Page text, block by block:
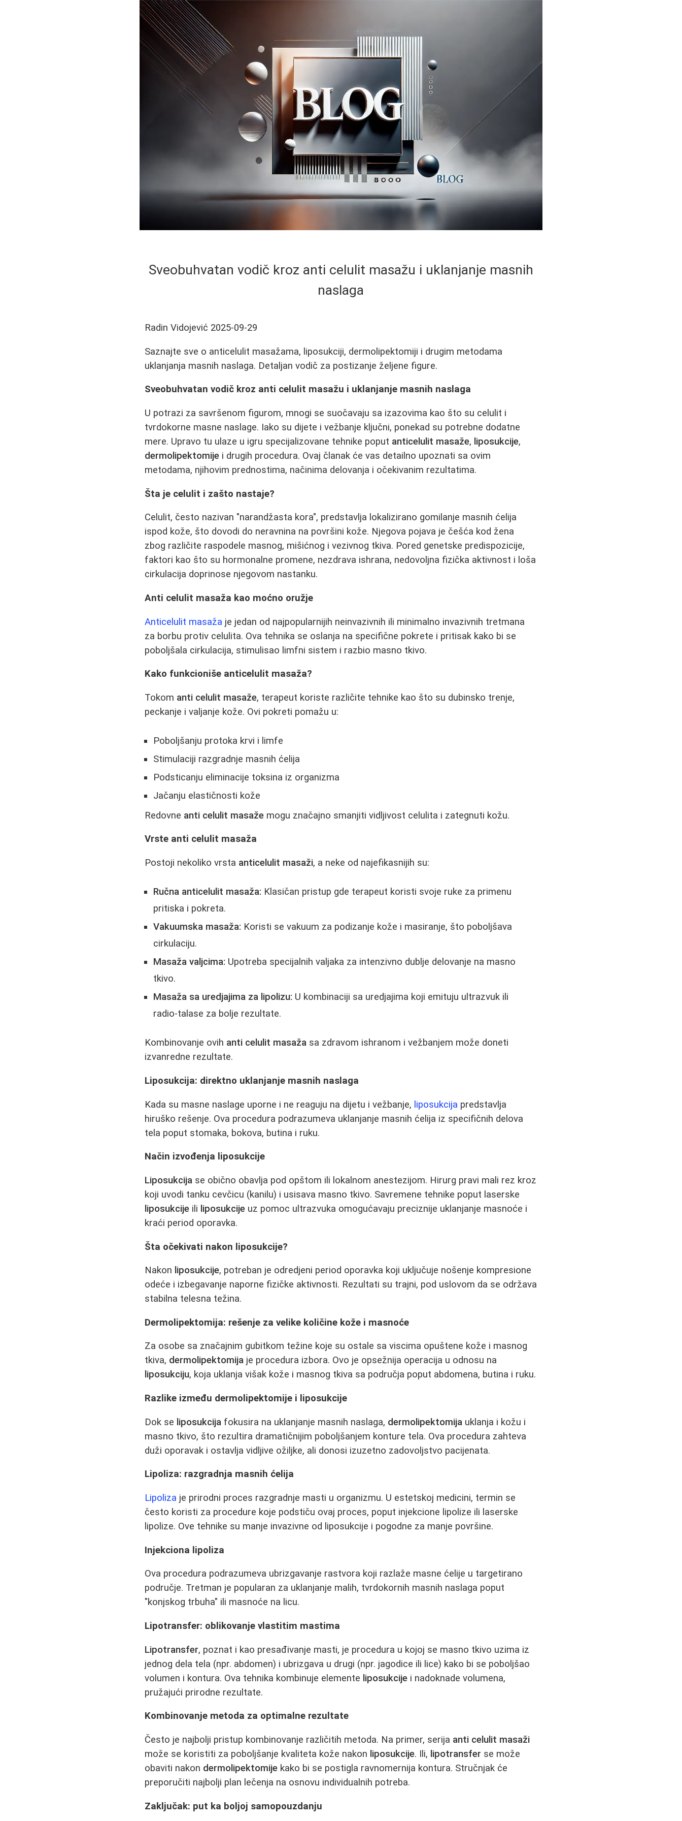
Sveobuhvatan vodič kroz anti celulit masažu i uklanjanje masnih
naslaga
Radin Vidojević 2025-09-29
Saznajte sve o anticelulit masažama, liposukciji, dermolipektomiji i drugim metodama
uklanjanja masnih naslaga. Detaljan vodič za postizanje željene figure.
Sveobuhvatan vodič kroz anti celulit masažu i uklanjanje masnih naslaga
U potrazi za savršenom figurom, mnogi se suočavaju sa izazovima kao što su celulit i
tvrdokorne masne naslage. Iako su dijete i vežbanje ključni, ponekad su potrebne dodatne
mere. Upravo tu ulaze u igru specijalizovane tehnike poput anticelulit masaže, liposukcije,
dermolipektomije i drugih procedura. Ovaj članak će vas detailno upoznati sa ovim
metodama, njihovim prednostima, načinima delovanja i očekivanim rezultatima.
Šta je celulit i zašto nastaje?
Celulit, često nazivan "narandžasta kora", predstavlja lokalizirano gomilanje masnih ćelija
ispod kože, što dovodi do neravnina na površini kože. Njegova pojava je češća kod žena
zbog različite raspodele masnog, mišićnog i vezivnog tkiva. Pored genetske predispozicije,
faktori kao što su hormonalne promene, nezdrava ishrana, nedovoljna fizička aktivnost i loša
cirkulacija doprinose njegovom nastanku.
Anti celulit masaža kao moćno oružje
Anticelulit masaža je jedan od najpopularnijih neinvazivnih ili minimalno invazivnih tretmana
za borbu protiv celulita. Ova tehnika se oslanja na specifične pokrete i pritisak kako bi se
poboljšala cirkulacija, stimulisao limfni sistem i razbio masno tkivo.
Kako funkcioniše anticelulit masaža?
Tokom anti celulit masaže, terapeut koriste različite tehnike kao što su dubinsko trenje,
peckanje i valjanje kože. Ovi pokreti pomažu u:
Poboljšanju protoka krvi i limfe
Stimulaciji razgradnje masnih ćelija
Podsticanju eliminacije toksina iz organizma
Jačanju elastičnosti kože
Redovne anti celulit masaže mogu značajno smanjiti vidljivost celulita i zategnuti kožu.
Vrste anti celulit masaža
Postoji nekoliko vrsta anticelulit masaži, a neke od najefikasnijih su:
Ručna anticelulit masaža: Klasičan pristup gde terapeut koristi svoje ruke za primenu
pritiska i pokreta.
Vakuumska masaža: Koristi se vakuum za podizanje kože i masiranje, što poboljšava
cirkulaciju.
Masaža valjcima: Upotreba specijalnih valjaka za intenzivno dublje delovanje na masno
tkivo.
Masaža sa uredjajima za lipolizu: U kombinaciji sa uredjajima koji emituju ultrazvuk ili
radio-talase za bolje rezultate.
Kombinovanje ovih anti celulit masaža sa zdravom ishranom i vežbanjem može doneti
izvanredne rezultate.
Liposukcija: direktno uklanjanje masnih naslaga
Kada su masne naslage uporne i ne reaguju na dijetu i vežbanje, liposukcija predstavlja
hiruško rešenje. Ova procedura podrazumeva uklanjanje masnih ćelija iz specifičnih delova
tela poput stomaka, bokova, butina i ruku.
Način izvođenja liposukcije
Liposukcija se obično obavlja pod opštom ili lokalnom anestezijom. Hirurg pravi mali rez kroz
koji uvodi tanku cevčicu (kanilu) i usisava masno tkivo. Savremene tehnike poput laserske
liposukcije ili liposukcije uz pomoc ultrazvuka omogućavaju preciznije uklanjanje masnoće i
kraći period oporavka.
Šta očekivati nakon liposukcije?
Nakon liposukcije, potreban je odredjeni period oporavka koji uključuje nošenje kompresione
odeće i izbegavanje naporne fizičke aktivnosti. Rezultati su trajni, pod uslovom da se održava
stabilna telesna težina.
Dermolipektomija: rešenje za velike količine kože i masnoće
Za osobe sa značajnim gubitkom težine koje su ostale sa viscima opuštene kože i masnog
tkiva, dermolipektomija je procedura izbora. Ovo je opsežnija operacija u odnosu na
liposukciju, koja uklanja višak kože i masnog tkiva sa područja poput abdomena, butina i ruku.
Razlike između dermolipektomije i liposukcije
Dok se liposukcija fokusira na uklanjanje masnih naslaga, dermolipektomija uklanja i kožu i
masno tkivo, što rezultira dramatičnijim poboljšanjem konture tela. Ova procedura zahteva
duži oporavak i ostavlja vidljive ožiljke, ali donosi izuzetno zadovoljstvo pacijenata.
Lipoliza: razgradnja masnih ćelija
Lipoliza je prirodni proces razgradnje masti u organizmu. U estetskoj medicini, termin se
često koristi za procedure koje podstiču ovaj proces, poput injekcione lipolize ili laserske
lipolize. Ove tehnike su manje invazivne od liposukcije i pogodne za manje površine.
Injekciona lipoliza
Ova procedura podrazumeva ubrizgavanje rastvora koji razlaže masne ćelije u targetirano
područje. Tretman je popularan za uklanjanje malih, tvrdokornih masnih naslaga poput
"konjskog trbuha" ili masnoće na licu.
Lipotransfer: oblikovanje vlastitim mastima
Lipotransfer, poznat i kao presađivanje masti, je procedura u kojoj se masno tkivo uzima iz
jednog dela tela (npr. abdomen) i ubrizgava u drugi (npr. jagodice ili lice) kako bi se poboljšao
volumen i kontura. Ova tehnika kombinuje elemente liposukcije i nadoknade volumena,
pružajući prirodne rezultate.
Kombinovanje metoda za optimalne rezultate
Često je najbolji pristup kombinovanje različitih metoda. Na primer, serija anti celulit masaži
može se koristiti za poboljšanje kvaliteta kože nakon liposukcije. Ili, lipotransfer se može
obaviti nakon dermolipektomije kako bi se postigla ravnomernija kontura. Stručnjak će
preporučiti najbolji plan lečenja na osnovu individualnih potreba.
Zaključak: put ka boljoj samopouzdanju